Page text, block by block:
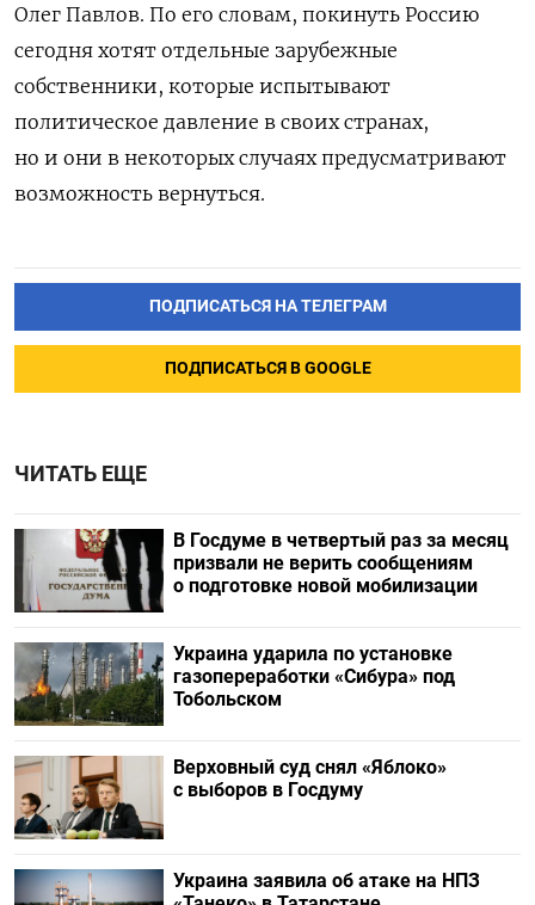
Олег Павлов. По его словам, покинуть Россию
сегодня хотят отдельные зарубежные
собственники, которые испытывают
политическое давление в своих странах,
но и они в некоторых случаях предусматривают
возможность вернуться.
ПОДПИСАТЬСЯ НА ТЕЛЕГРАМ
ПОДПИСАТЬСЯ В GOOGLE
ЧИТАТЬ ЕЩЕ
В Госдуме в четвертый раз за месяц
призвали не верить сообщениям
о подготовке новой мобилизации
Украина ударила по установке
газопереработки «Сибура» под
Тобольском
Верховный суд снял «Яблоко»
с выборов в Госдуму
Украина заявила об атаке на НПЗ